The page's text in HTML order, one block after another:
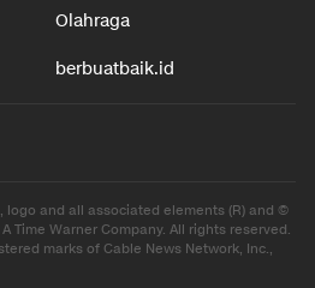
Olahraga
berbuatbaik.id
logo and all associated elements (R) and ©
Time Warner Company. All rights reserved.
marks of Cable News Network, Inc.,